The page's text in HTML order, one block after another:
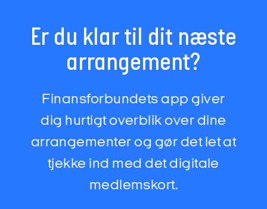
Er du klar til dit næste
arrangement?
Finansforbundets app giver
dig hurtigt overblik over dine
arrangementer og gør det let at
tjekke ind med det digitale
medlemskort.